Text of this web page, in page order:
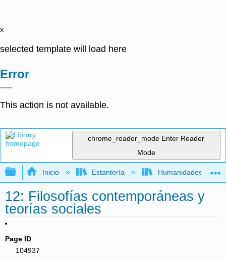
x
selected template will load here
Error
This action is not available.
chrome_reader_mode Enter Reader
Mode
Expandir/contraer jerarquía global
Inicio Estantería Humanidades
12: Filosofías contemporáneas y
teorías sociales
Page ID
104937